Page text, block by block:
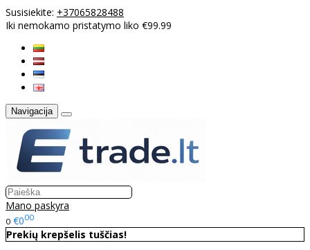
Susisiekite: +37065828488
Iki nemokamo pristatymo liko €99.99
Navigacija
Mano paskyra
0 €000
Prekių krepšelis tuščias!